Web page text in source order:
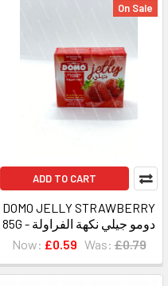
On Sale
ADD TO CART
DOMO JELLY STRAWBERRY
85G - دومو جيلي نكهة الفراولة
Now: £0.59 Was: £0.79